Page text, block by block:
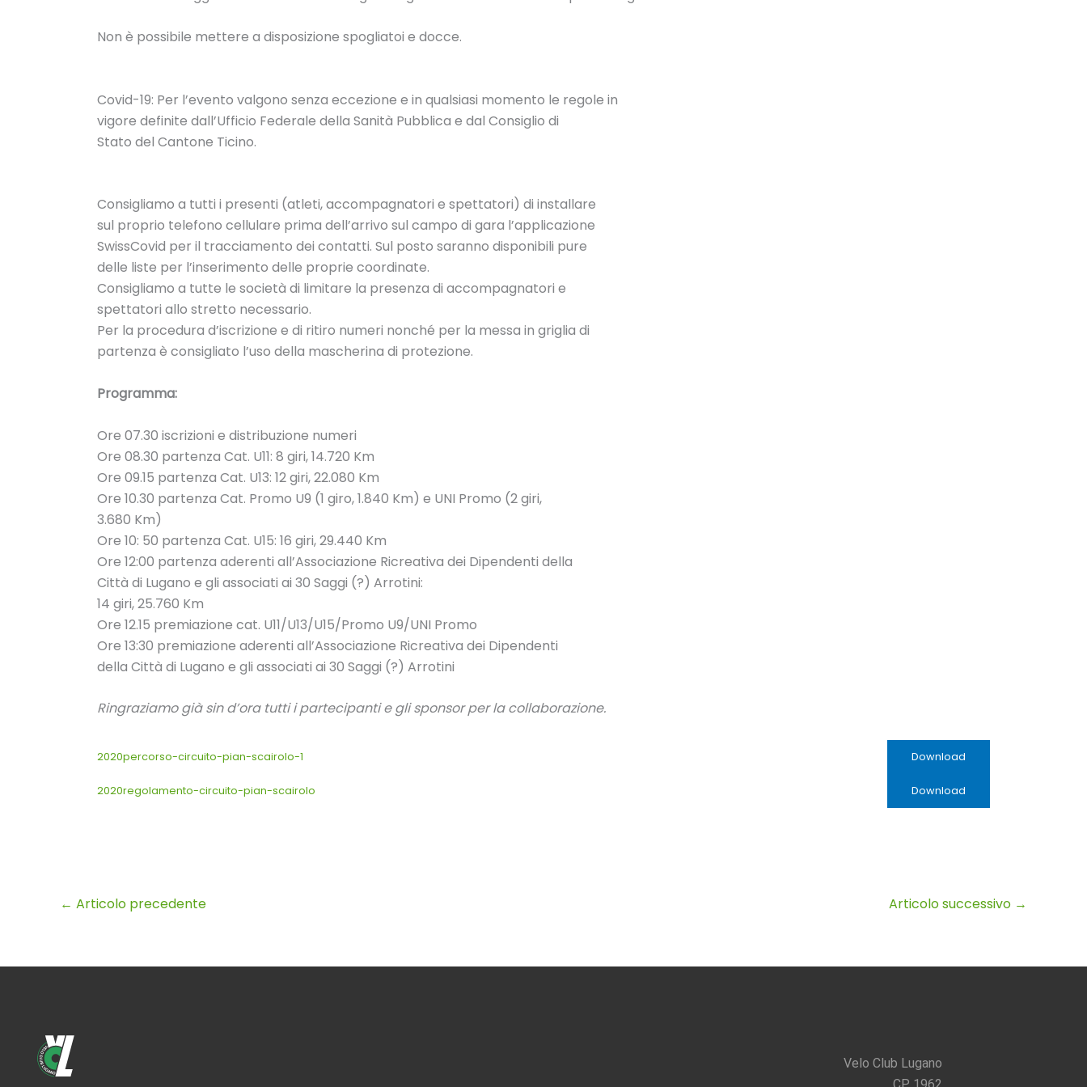
Non è possibile mettere a disposizione spogliatoi e docce.
Covid-19: Per l’evento valgono senza eccezione e in qualsiasi momento le regole in
vigore definite dall’Ufficio Federale della Sanità Pubblica e dal Consiglio di
Stato del Cantone Ticino.
Consigliamo a tutti i presenti (atleti, accompagnatori e spettatori) di installare
sul proprio telefono cellulare prima dell’arrivo sul campo di gara l’applicazione
SwissCovid per il tracciamento dei contatti. Sul posto saranno disponibili pure
delle liste per l’inserimento delle proprie coordinate.
Consigliamo a tutte le società di limitare la presenza di accompagnatori e
spettatori allo stretto necessario.
Per la procedura d’iscrizione e di ritiro numeri nonché per la messa in griglia di
partenza è consigliato l’uso della mascherina di protezione.
Programma:
Ore 07.30 iscrizioni e distribuzione numeri
Ore 08.30 partenza Cat. U11: 8 giri, 14.720 Km
Ore 09.15 partenza Cat. U13: 12 giri, 22.080 Km
Ore 10.30 partenza Cat. Promo U9 (1 giro, 1.840 Km) e UNI Promo (2 giri,
3.680 Km)
Ore 10: 50 partenza Cat. U15: 16 giri, 29.440 Km
Ore 12:00 partenza aderenti all’Associazione Ricreativa dei Dipendenti della
Città di Lugano e gli associati ai 30 Saggi (?) Arrotini:
14 giri, 25.760 Km
Ore 12.15 premiazione cat. U11/U13/U15/Promo U9/UNI Promo
Ore 13:30 premiazione aderenti all’Associazione Ricreativa dei Dipendenti
della Città di Lugano e gli associati ai 30 Saggi (?) Arrotini
Ringraziamo già sin d’ora tutti i partecipanti e gli sponsor per la collaborazione.
2020percorso-circuito-pian-scairolo-1 Download
2020regolamento-circuito-pian-scairolo Download
← Articolo precedente Articolo successivo →
Velo Club Lugano